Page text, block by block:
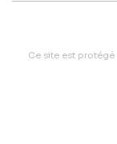
Ce site est protégé